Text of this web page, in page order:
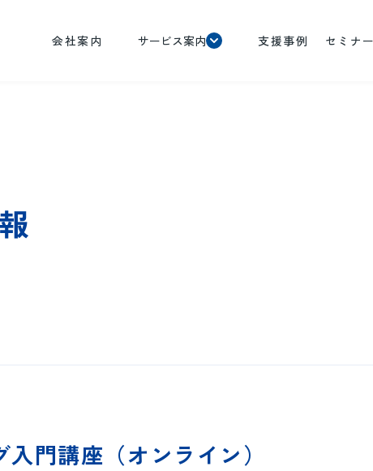
会社案内 サービス案内 支援事例 セミナ
門講座（オンライン）